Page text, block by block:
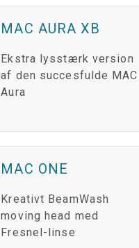
MAC AURA XB
Ekstra lysstærk version
af den succesfulde MAC
Aura
MAC ONE
Kreativt BeamWash
moving head med
Fresnel-linse